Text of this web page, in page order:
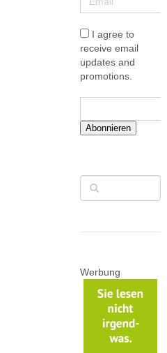
I agree to
receive email
updates and
promotions.
Abonnieren
Werbung